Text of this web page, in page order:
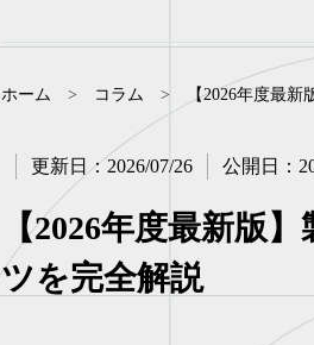
ホーム > コラム > 【2026年度最
更新日：2026/07/26 公開日：
【2026年度最新版
ツを完全解説